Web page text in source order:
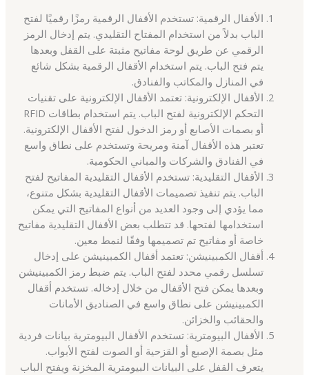
الأقفال الرقمية: تستخدم الأقفال الرقمية رمزًا رقميًا لفتح
الباب بدلاً من استخدام المفتاح التقليدي. يتم إدخال الرمز
الرقمي عن طريق لوحة مفاتيح مثبتة على القفل وبعدها
يتم فتح الباب. يتم استخدام الأقفال الرقمية بشكل شائع
في المنازل والمكاتب والفنادق.
الأقفال الإلكترونية: تعتمد الأقفال الإلكترونية على تقنيات
التحكم الإلكترونية لفتح الباب. يتم استخدام بطاقات RFID
أو بصمات الأصابع أو رمز الدخول لفتح الأقفال الإلكترونية.
تعتبر هذه الأقفال آمنة ومريحة وتستخدم على نطاق واسع
في الفنادق والشركات والمباني الحكومية.
الأقفال التقليدية: تستخدم الأقفال التقليدية المفاتيح لفتح
الباب. يتم تنفيذ تصميمات الأقفال التقليدية بشكل متنوع،
مما يؤدي إلى وجود العديد من أنواع المفاتيح التي يمكن
استخدامها لفتحها. قد تتطلب بعض الأقفال التقليدية مفاتيح
خاصة أو مفاتيح تم تصميمها وفقًا لنمط معين.
أقفال الكمبينيشن: تعتمد أقفال الكمبينيشن على إدخال
تسلسل رقمي محدد لفتح الباب. يتم ضبط رمز الكمبينيشن
وبعدها يمكن فتح الأقفال من خلال إدخاله. تستخدم أقفال
الكمبينيشن على نطاق واسع في الصناديق الأمانات
والحقائب والخزائن.
الأقفال البيومترية: تستخدم الأقفال البيومترية بيانات فردية
مثل بصمة الإصبع أو القزحية أو الصوت لفتح الأبواب.
يتعرف القفل على البيانات البيومترية المخزنة ويفتح الباب